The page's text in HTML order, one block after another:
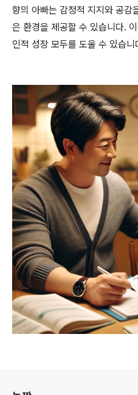
향의 아빠는 감정적 지지와 공
은 환경을 제공할 수 있습니다.
인적 성장 모두를 도울 수 있습니